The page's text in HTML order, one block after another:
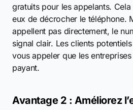
gratuits pour les appelants.
eux de décrocher le téléphone.
appellent pas directement, le
signal clair. Les clients
vous appeler que les
payant.
Avantage 2 : Améliorez